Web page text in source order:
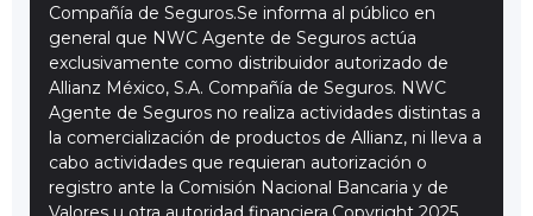
Compañía de Seguros.Se informa al público en
general que NWC Agente de Seguros actúa
exclusivamente como distribuidor autorizado de
Allianz México, S.A. Compañía de Seguros. NWC
Agente de Seguros no realiza actividades distintas a
la comercialización de productos de Allianz, ni lleva a
cabo actividades que requieran autorización o
registro ante la Comisión Nacional Bancaria y de